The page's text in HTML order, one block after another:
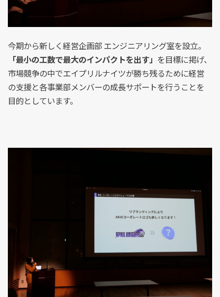
今期から新しく経営企画部 エンジニアリング室を設立。
「最小の工数で最大のインパクトを出す」 を目標に掲げ、
市場競争の中でエイプリルナイツが勝ち残るために経営
の支援と各事業部メンバーの成長サポートを行うことを
目的としています。